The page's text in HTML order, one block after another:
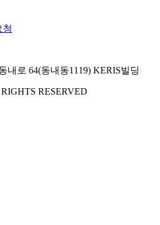
청
내로 64(동내동1119) KERIS빌딩
RESERVED